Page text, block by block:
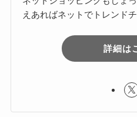
えあればネットでトレンド
詳細は